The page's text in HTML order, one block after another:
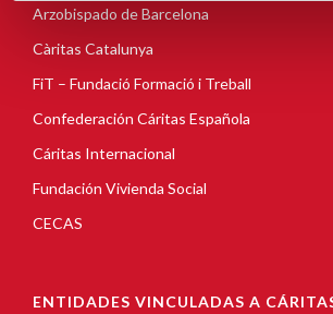
Arzobispado de Barcelona
Càritas Catalunya
FiT – Fundació Formació i Treball
Confederación Cáritas Española
Cáritas Internacional
Fundación Vivienda Social
CECAS
ENTIDADES VINCULADAS A